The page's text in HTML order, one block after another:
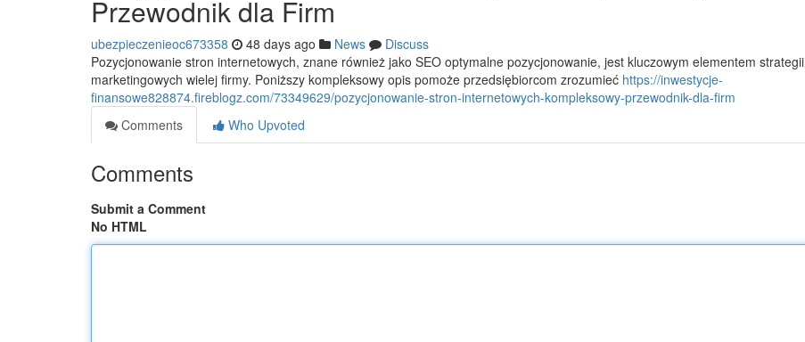
Przewodnik dla Firm
ubezpieczenieoc673358 48 days ago News
Discuss
Pozycjonowanie stron internetowych, znane również jako SEO optymalne pozycjonowanie, jest kluczowym elementem strategii
marketingowych wielej firmy. Poniższy kompleksowy opis pomoże przedsiębiorcom zrozumieć https://inwestycje-
finansowe828874.fireblogz.com/73349629/pozycjonowanie-stron-internetowych-kompleksowy-przewodnik-dla-firm
Comments
Who Upvoted
Comments
Submit a Comment
No HTML